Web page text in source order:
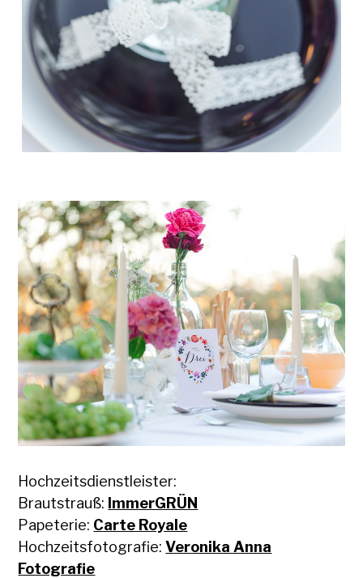
Hochzeitsdienstleister:
Brautstrauß: ImmerGRÜN
Papeterie: Carte Royale
Hochzeitsfotografie:Veronika Anna
Fotografie